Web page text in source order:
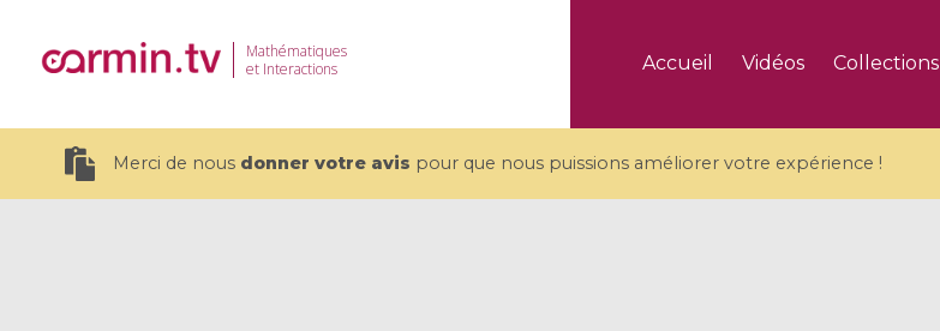
Mathématiques
et Interactions
Accueil Vidéos Collections
Merci de nous donner votre avis pour que nous puissions améliorer votre expérience !